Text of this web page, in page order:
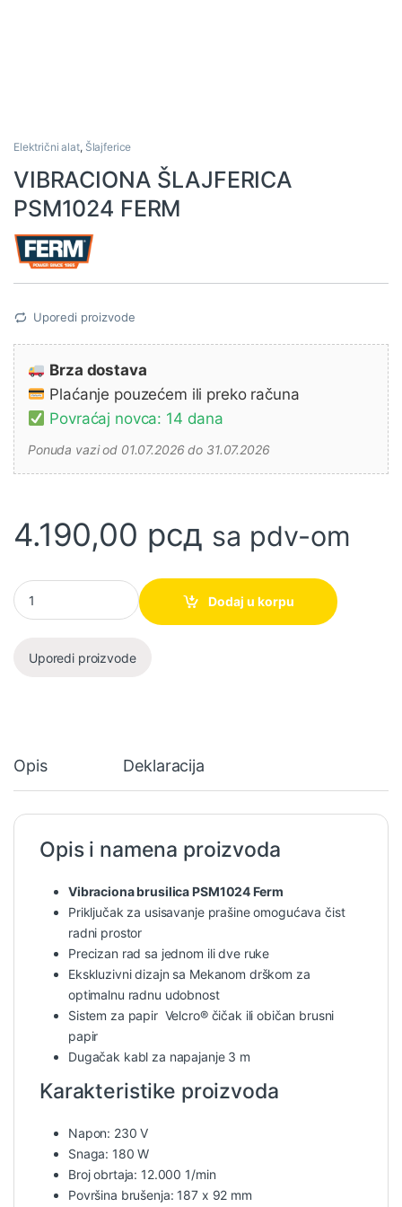
Električni alat, Šlajferice
VIBRACIONA ŠLAJFERICA
PSM1024 FERM
Uporedi proizvode
Brza dostava
Plaćanje pouzećem ili preko računa
Povraćaj novca: 14 dana
Ponuda vazi od 01.07.2026 do 31.07.2026
4.190,00 рсд sa pdv-om
VIBRACIONA ŠLAJFERICA PSM1024 FERM količina
Dodaj u korpu
Uporedi proizvode
Opis Deklaracija
Opis i namena proizvoda
Vibraciona brusilica PSM1024 Ferm
Priključak za usisavanje prašine omogućava čist
radni prostor
Precizan rad sa jednom ili dve ruke
Ekskluzivni dizajn sa Mekanom drškom za
optimalnu radnu udobnost
Sistem za papir Velcro® čičak ili običan brusni
papir
Dugačak kabl za napajanje 3 m
Karakteristike proizvoda
Napon: 230 V
Snaga: 180 W
Broj obrtaja: 12.000 1/min
Površina brušenja: 187 x 92 mm